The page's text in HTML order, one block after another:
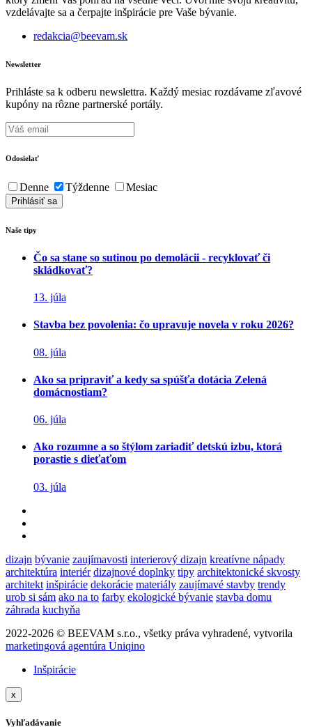
vzdelávajte sa a čerpajte inšpirácie pre Vaše bývanie.
redakcia@beevam.sk
Newsletter
Prihláste sa k odberu newslettra. Každý mesiac rozdávame zľavové
kupóny na rôzne partnerské portály.
Odosielať
Denne Týždenne Mesiac
Naše tipy
Čo sa stane so sutinou po demolácii - recyklovať či
skládkovať?
13. júla
Stavba bez povolenia: čo upravuje novela v roku 2026?
08. júla
Ako sa pripraviť a kedy sa spúšťa dotácia Zelená
domácnostiam?
06. júla
Ako rozumne a so štýlom zariadiť detskú izbu, ktorá
porastie s dieťaťom
03. júla
dizajn bývanie zaujímavosti interierový dizajn kreatívne nápady
architektúra interiér dizajnové doplnky tipy architektonické skvosty
architekt inšpirácie dekorácie materiály zaujímavé stavby trendy
urob si sám ako na to farby ekologické bývanie stavba domu
záhrada kuchyňa
2022-2026 © BEEVAM s.r.o., všetky práva vyhradené, vytvorila
marketingová agentúra Uniqino
Inšpirácie
x
Vyhľadávanie